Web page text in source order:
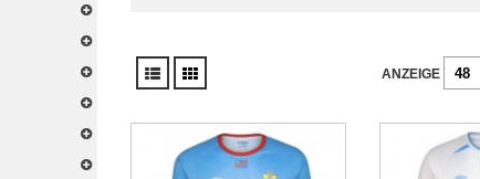
ANZEIGE